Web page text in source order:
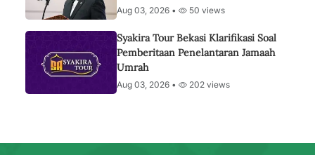
Aug 03, 2026 • 50 views
Syakira Tour Bekasi Klarifikasi Soal
Pemberitaan Penelantaran Jamaah
Umrah
Aug 03, 2026 • 202 views